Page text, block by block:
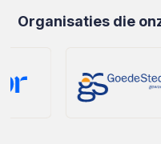
Organisaties die